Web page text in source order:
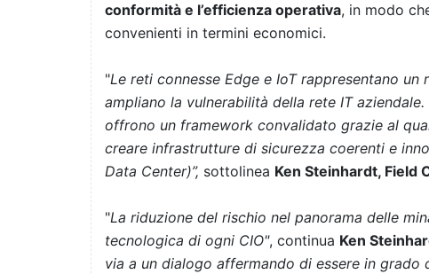
conformità e l’efficienza operativa, in modo
convenienti in termini economici.
"Le reti connesse Edge e IoT rappresentano
ampliano la vulnerabilità della rete IT
offrono un framework convalidato grazie al
creare infrastrutture di sicurezza coerenti e
Data Center)”, sottolinea Ken Steinhardt, Field
"La riduzione del rischio nel panorama delle
tecnologica di ogni CIO", continua Ken
via a un dialogo affermando di essere in